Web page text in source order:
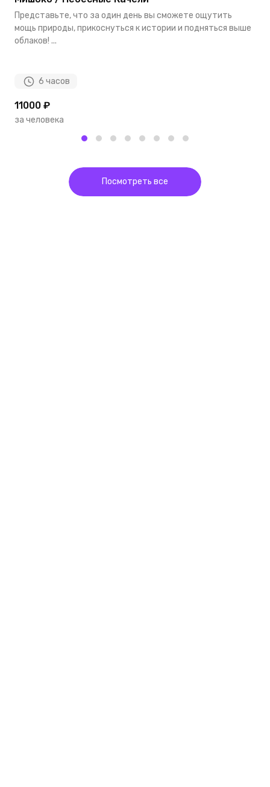
Представьте, что за один день вы сможете ощутить
мощь природы, прикоснуться к истории и подняться выше
облаков! ...
6 часов
11000 ₽
за человека
Посмотреть все